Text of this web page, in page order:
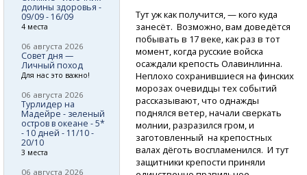
Тут уж как получится, — кого куда
занесёт. Возможно, вам доведётся
побывать в 17 веке, как раз в тот
момент, когда русские войска
осаждали крепость Олавинлинна.
Неплохо сохранившиеся на финских
морозах очевидцы тех событий
рассказывают, что однажды
поднялся ветер, начали сверкать
молнии, разразился гром, и
заготовленный на крепостных
валах дёготь воспламенился. И тут
защитники крепости приняли
долины здоровья -
09/09 - 16/09
4 места
06 августа 2026
Совет дня —
Личный поход
Для нас это важно!
06 августа 2026
Турлидер на
Мадейре - зеленый
остров в океане - 5*
- 10 дней - 11/10 -
20/10
3 места
06 августа 2026